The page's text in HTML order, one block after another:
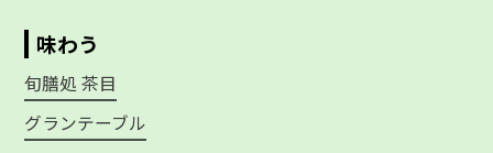
味わう
旬膳処 茶目
グランテーブル